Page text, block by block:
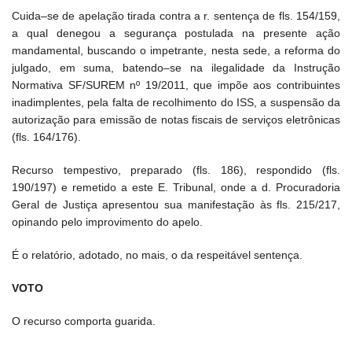
Cuida–se de apelação tirada contra a r. sentença de fls. 154/159,
a qual denegou a segurança postulada na presente ação
mandamental, buscando o impetrante, nesta sede, a reforma do
julgado, em suma, batendo–se na ilegalidade da Instrução
Normativa SF/SUREM nº 19/2011, que impõe aos contribuintes
inadimplentes, pela falta de recolhimento do ISS, a suspensão da
autorização para emissão de notas fiscais de serviços eletrônicas
(fls. 164/176).
Recurso tempestivo, preparado (fls. 186), respondido (fls.
190/197) e remetido a este E. Tribunal, onde a d. Procuradoria
Geral de Justiça apresentou sua manifestação às fls. 215/217,
opinando pelo improvimento do apelo.
É o relatório, adotado, no mais, o da respeitável sentença.
VOTO
O recurso comporta guarida.